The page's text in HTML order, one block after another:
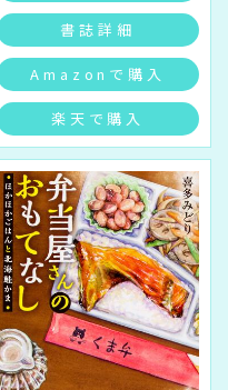
書誌詳細
Amazonで購入
楽天で購入